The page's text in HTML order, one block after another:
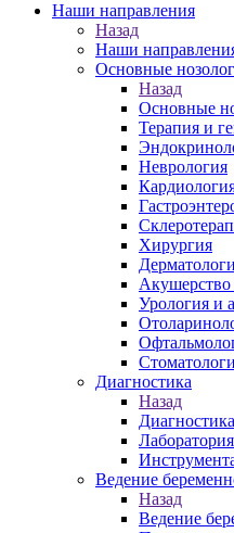
Наши направления
Назад
Наши
Основные
Назад
Основные
Терапия и
Неврология
Хирургия
Акушерство
Урология и
Диагностика
Назад
Диагностика
Ведение
Назад
Ведение